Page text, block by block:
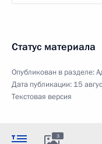
Статус материала
Опубликован в разделе:
Дата публикации: 15
Текстовая версия
3